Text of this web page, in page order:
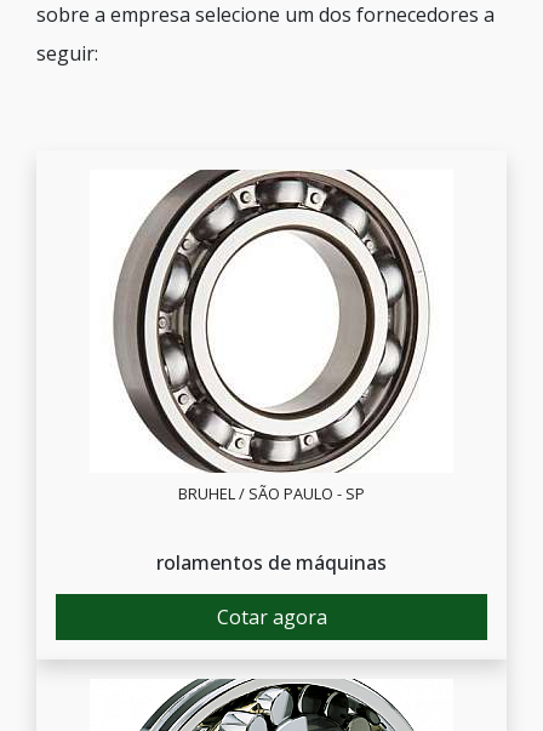
sobre a empresa selecione um dos fornecedores a
seguir:
BRUHEL / SÃO PAULO - SP
rolamentos de máquinas
Cotar agora